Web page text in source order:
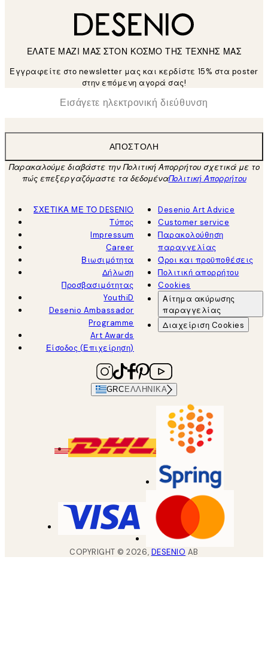
ΕΛΑΤΕ ΜΑΖΙ ΜΑΣ ΣΤΟΝ ΚΟΣΜΟ ΤΗΣ ΤΕΧΝΗΣ ΜΑΣ
Εγγραφείτε στο newsletter μας και κερδίστε 15% στα poster
στην επόμενη αγορά σας!
Ηλεκτρονική Διεύθυνση
ΑΠΟΣΤΟΛΉ
Παρακαλούμε διαβάστε την Πολιτική Απορρήτου σχετικά με το
πώς επεξεργαζόμαστε τα δεδομέναΠολιτική Απορρήτου
ΣΧΕΤΙΚΑ ΜΕ ΤΟ DESENIO
Τύπος
Impressum
Career
Βιωσιμότητα
Δήλωση
Προσβασιμότητας
YouthiD
Desenio Ambassador
Programme
Art Awards
Είσοδος (Επιχείρηση)
Desenio Art Advice
Customer service
Παρακολούθηση
παραγγελίας
Όροι και προϋποθέσεις
Πολιτική απορρήτου
Cookies
Αίτημα ακύρωσης
παραγγελίας
Διαχείριση Cookies
GRC ΕΛΛΗΝΙΚΆ
COPYRIGHT ©2026, DESENIO AB